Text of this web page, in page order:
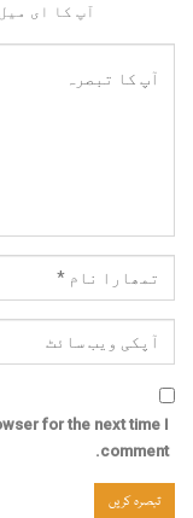
آپ کا ای
for the next time I
comment.